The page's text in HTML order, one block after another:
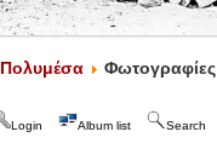
Πολυμέσα Φωτογραφίες
Login Album list Search